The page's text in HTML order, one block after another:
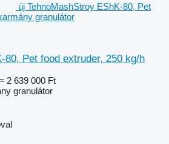
új TehnoMashStroy EShK-80, Pet
granulátor
80, Pet food extruder, 250 kg/h
≈ 2 639 000 Ft
granulátor